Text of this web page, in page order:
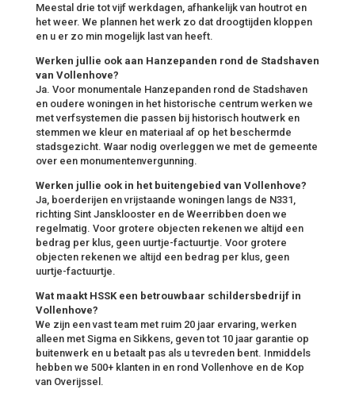
Meestal drie tot vijf werkdagen, afhankelijk van houtrot en
het weer. We plannen het werk zo dat droogtijden kloppen
en u er zo min mogelijk last van heeft.
Werken jullie ook aan Hanzepanden rond de Stadshaven
van Vollenhove?
Ja. Voor monumentale Hanzepanden rond de Stadshaven
en oudere woningen in het historische centrum werken we
met verfsystemen die passen bij historisch houtwerk en
stemmen we kleur en materiaal af op het beschermde
stadsgezicht. Waar nodig overleggen we met de gemeente
over een monumentenvergunning.
Werken jullie ook in het buitengebied van Vollenhove?
Ja, boerderijen en vrijstaande woningen langs de N331,
richting Sint Jansklooster en de Weerribben doen we
regelmatig. Voor grotere objecten rekenen we altijd een
bedrag per klus, geen uurtje-factuurtje. Voor grotere
objecten rekenen we altijd een bedrag per klus, geen
uurtje-factuurtje.
Wat maakt HSSK een betrouwbaar schildersbedrijf in
Vollenhove?
We zijn een vast team met ruim 20 jaar ervaring, werken
alleen met Sigma en Sikkens, geven tot 10 jaar garantie op
buitenwerk en u betaalt pas als u tevreden bent. Inmiddels
hebben we 500+ klanten in en rond Vollenhove en de Kop
van Overijssel.